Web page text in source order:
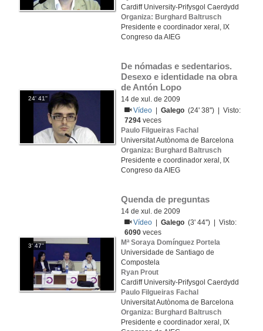
Cardiff University-Prifysgol Caerdydd
Organiza: Burghard Baltrusch
Presidente e coordinador xeral, IX
Congreso da AIEG
24' 41''
De nómadas e sedentarios.
Desexo e identidade na obra
de Antón Lopo
14 de xul. de 2009
Vídeo
|Galego (24' 38'') | Visto:
7294 veces
Paulo Filgueiras Fachal
Universitat Autònoma de Barcelona
Organiza: Burghard Baltrusch
Presidente e coordinador xeral, IX
Congreso da AIEG
3' 47''
Quenda de preguntas
14 de xul. de 2009
Vídeo
|Galego (3' 44'') | Visto:
6090 veces
Mª Soraya Domínguez Portela
Universidade de Santiago de
Compostela
Ryan Prout
Cardiff University-Prifysgol Caerdydd
Paulo Filgueiras Fachal
Universitat Autònoma de Barcelona
Organiza: Burghard Baltrusch
Presidente e coordinador xeral, IX